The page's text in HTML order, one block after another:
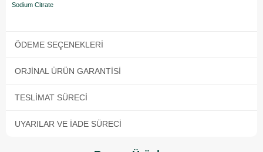
Sodium Citrate
ÖDEME SEÇENEKLERI
ORJINAL ÜRÜN GARANTISI
TESLIMAT SÜRECI
UYARILAR VE İADE SÜRECI